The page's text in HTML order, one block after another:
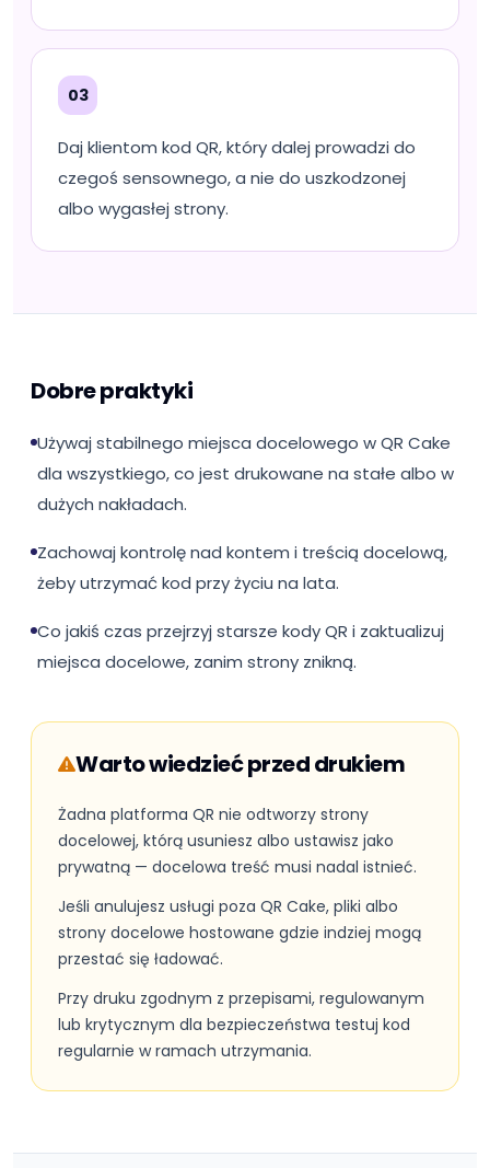
03
Daj klientom kod QR, który dalej prowadzi do
czegoś sensownego, a nie do uszkodzonej
albo wygasłej strony.
Dobre praktyki
Używaj stabilnego miejsca docelowego w QR Cake
dla wszystkiego, co jest drukowane na stałe albo w
dużych nakładach.
Zachowaj kontrolę nad kontem i treścią docelową,
żeby utrzymać kod przy życiu na lata.
Co jakiś czas przejrzyj starsze kody QR i zaktualizuj
miejsca docelowe, zanim strony znikną.
Warto wiedzieć przed drukiem
Żadna platforma QR nie odtworzy strony
docelowej, którą usuniesz albo ustawisz jako
prywatną — docelowa treść musi nadal istnieć.
Jeśli anulujesz usługi poza QR Cake, pliki albo
strony docelowe hostowane gdzie indziej mogą
przestać się ładować.
Przy druku zgodnym z przepisami, regulowanym
lub krytycznym dla bezpieczeństwa testuj kod
regularnie w ramach utrzymania.